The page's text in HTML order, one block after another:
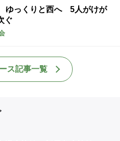
ゆっくりと西へ 5人がけが
ぐ
ス記事一覧